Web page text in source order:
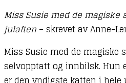
Miss Susie med de
julaften – skrevet av Anne-
Miss Susie med de magiske
selvopptatt og innbilsk. Hun